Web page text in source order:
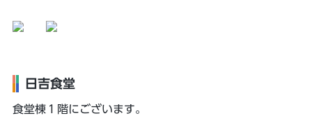
日吉食堂
食堂棟１階にございます。